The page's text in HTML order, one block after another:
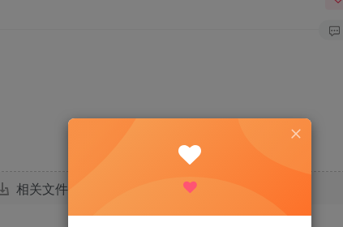
相关文件下载地址